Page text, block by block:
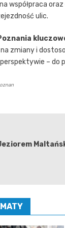
współpraca
ulic.
zmiany i
perspektywie –